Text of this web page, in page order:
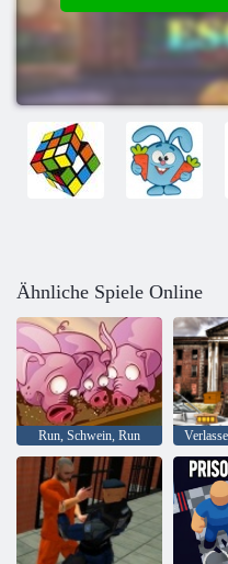
Ähnliche Spiele Online
Run, Schwein, Run